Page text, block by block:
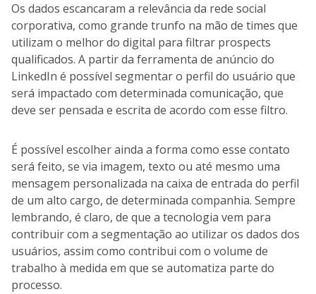
Os dados escancaram a relevância da rede social
corporativa, como grande trunfo na mão de times que
utilizam o melhor do digital para filtrar prospects
qualificados. A partir da ferramenta de anúncio do
LinkedIn é possível segmentar o perfil do usuário que
será impactado com determinada comunicação, que
deve ser pensada e escrita de acordo com esse filtro.
É possível escolher ainda a forma como esse contato
será feito, se via imagem, texto ou até mesmo uma
mensagem personalizada na caixa de entrada do perfil
de um alto cargo, de determinada companhia. Sempre
lembrando, é claro, de que a tecnologia vem para
contribuir com a segmentação ao utilizar os dados dos
usuários, assim como contribui com o volume de
trabalho à medida em que se automatiza parte do
processo.